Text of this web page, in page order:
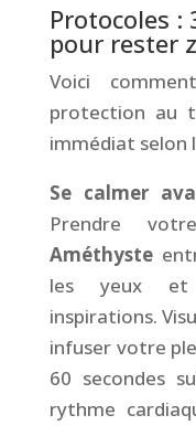
Protocoles :
pour rester
Voici
protection au
immédiat selon
Se calmer
Prendre
Améthyste
les yeux et
inspirations.
infuser votre
60 secondes
rythme